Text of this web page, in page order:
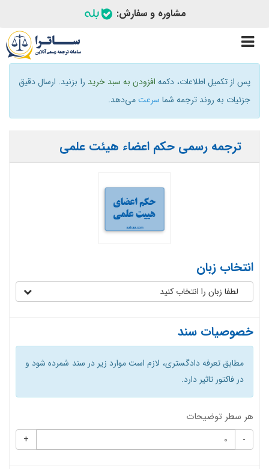
مشاوره و سفارش:
Toggle
navigation
پس از تکمیل اطلاعات، دکمه افزودن به سبد خرید را بزنید. ارسال دقیق
جزئیات به روند ترجمه شما سرعتمی‌دهد.
ترجمه رسمی حکم اعضاء هیئت علمی
انتخاب زبان
لطفا زبان را انتخاب کنید
خصوصیات سند
مطابق تعرفه دادگستری، لازم است موارد زیر در سند شمرده شود و
در فاکتور تاثیر دارد.
هر سطر توضیحات
-
+